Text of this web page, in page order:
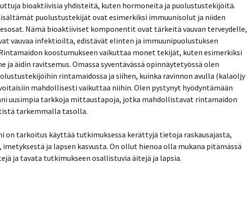
bioaktiivisia yhdisteitä, kuten hormoneita ja puolustustekijöitä.
puolustustekijät ovat esimerkiksi immuunisolut ja niiden
Nämä bioaktiiviset komponentit ovat tärkeitä vauvan terveydelle,
vauvaa infektioilta, edistävät elinten ja immuunipuolustuksen
koostumukseen vaikuttaa monet tekijät, kuten esimerkiksi
ja äidin ravitsemus. Omassa syventävässä opinnäytetyössä olen
rintamaidossa ja siihen, kuinka ravinnon avulla (kalaöljy
mahdollisesti vaikuttaa niihin. Olen pystynyt hyödyntämään
uusimpia tarkkoja mittaustapoja, jotka mahdollistavat rintamaidon
tarkemmalla tasolla.
on tarkoitus käyttää tutkimuksessa kerättyjä tietoja raskausajasta,
imetyksestä ja lapsen kasvusta. On ollut hienoa olla mukana pitämässä
ja tavata tutkimukseen osallistuvia äitejä ja lapsia.